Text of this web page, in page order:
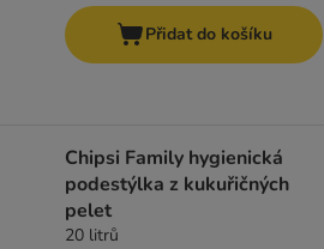
Přidat do košíku
Chipsi Family hygienická
podestýlka z kukuřičných
pelet
20 litrů